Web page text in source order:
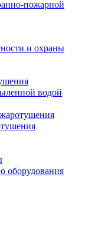
пожарной
и охраны
водой
оборудования